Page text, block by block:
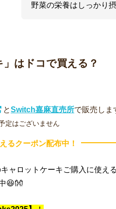
野菜の栄養はしっかり
」はドコで買える？
とSwitch嘉麻直売所で販売しま
定はございません
るクーポン配布中！
ャロットケーキご購入に使える
😆👐